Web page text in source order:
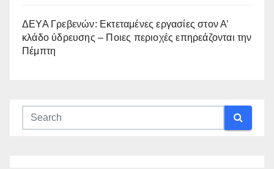
ΔΕΥΑ Γρεβενών: Εκτεταμένες εργασίες στον Α’
κλάδο ύδρευσης – Ποιες περιοχές επηρεάζονται την
Πέμπτη